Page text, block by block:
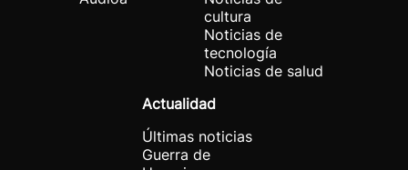
cultura
Noticias de
tecnología
Noticias de salud
Actualidad
Últimas noticias
Guerra de